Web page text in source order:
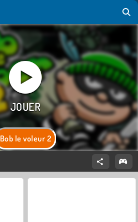
Bob le voleur 2